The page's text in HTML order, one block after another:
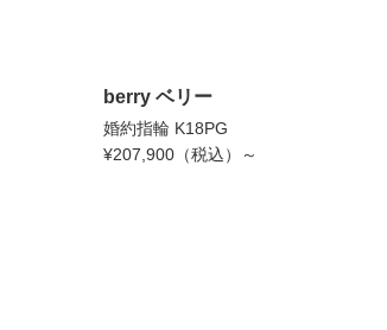
berry ベリー
婚約指輪 K18PG
¥207,900（税込）～